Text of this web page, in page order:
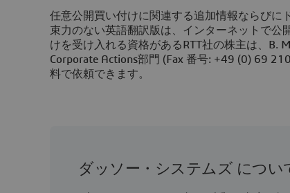
任意公開買い付けに関連する追加情報ならびに
束力のない英語翻訳版は、インターネットで公
けを受け入れる資格があるRTT社の株主は、B.
Corporate Actions部門 (Fax 番号: +49 (0) 69
料で依頼できます。
ダッソー・システムズ につい